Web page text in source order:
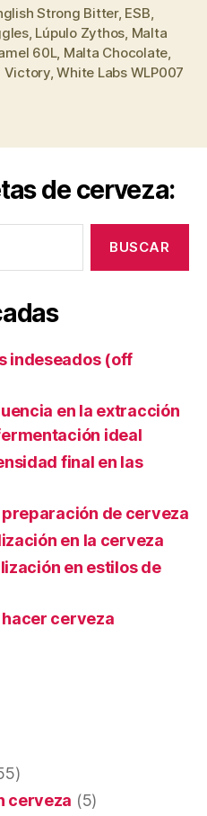
Strong
Bitter
(ESB)”
Strong Bitter, ESB,
, Lúpulo Zythos, Malta
60L, Malta Chocolate,
Victory,White Labs WLP007
de cerveza:
indeseados (off
en la extracción
ideal
final en las
de cerveza
en la cerveza
en estilos de
cerveza
cerveza (5)